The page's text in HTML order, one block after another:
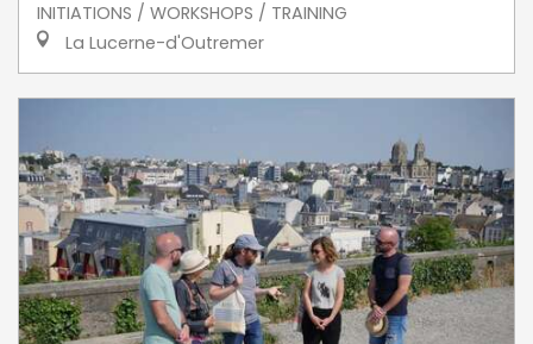
INITIATIONS / WORKSHOPS / TRAINING
La Lucerne-d'Outremer